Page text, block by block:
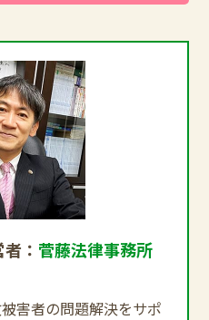
： 菅藤法律事務所
害者の問題解決をサポ